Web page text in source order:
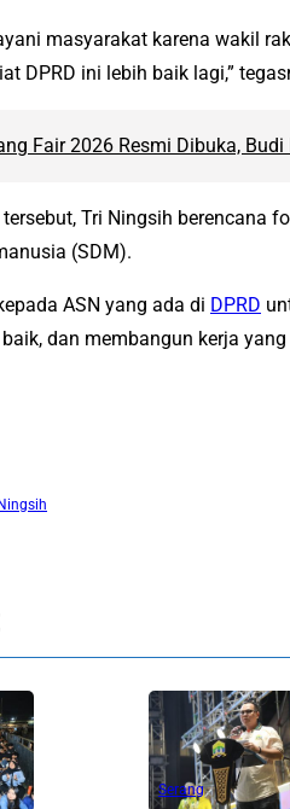
masyarakat karena wakil
DPRD ini lebih baik lagi,”
Fair 2026 Resmi Dibuka,
Tri Ningsih berencana
(SDM).
ASN yang ada di DPRD
dan membangun kerja
Serang